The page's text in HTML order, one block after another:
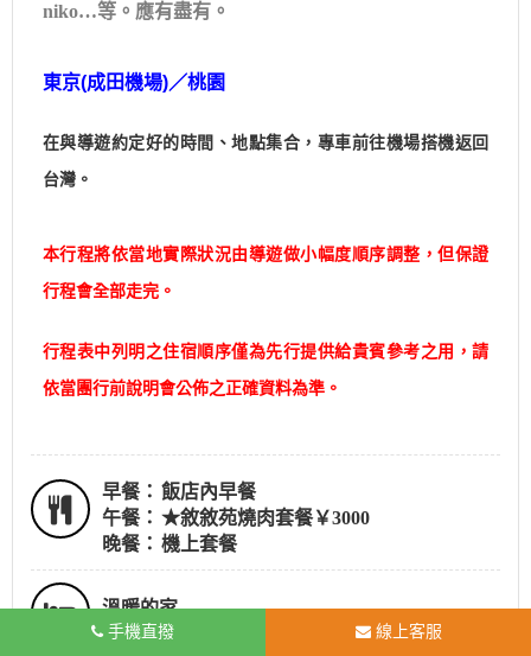
niko…等。應有盡有。
東京(成田機場)／桃園
在與導遊約定好的時間、地點集合，專車前往機場搭機返回
台灣。
本行程將依當地實際狀況由導遊做小幅度順序調整，但保證
行程會全部走完。
行程表中列明之住宿順序僅為先行提供給貴賓參考之用，請
依當團行前說明會公佈之正確資料為準。
早餐： 飯店內早餐
午餐： ★敘敘苑燒肉套餐￥3000
晚餐： 機上套餐
溫暖的家
手機直撥 線上客服